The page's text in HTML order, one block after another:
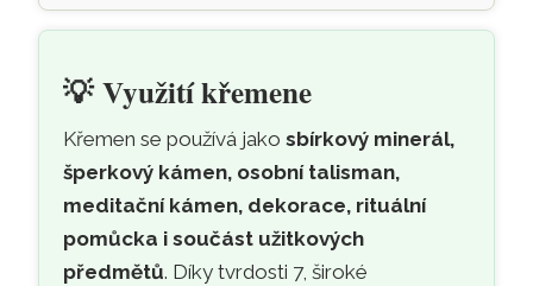
💡Využití křemene
Křemen se používá jakosbírkový minerál,
šperkový kámen, osobní talisman,
meditační kámen, dekorace, rituální
pomůcka i součást užitkových
předmětů. Díky tvrdosti 7, široké